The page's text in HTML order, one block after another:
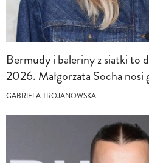
Bermudy i baleriny z siatki to
2026. Małgorzata Socha nosi
GABRIELA TROJANOWSKA